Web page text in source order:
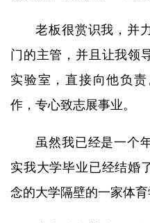
老板很赏识我，并
门的主管，并且让我领
实验室，直接向他负
作，专心致志展事业。
虽然我已经是一个
实我大学毕业已经结婚
念的大学隔壁的一家体育